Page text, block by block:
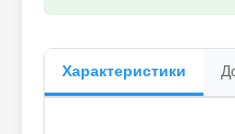
Характеристики